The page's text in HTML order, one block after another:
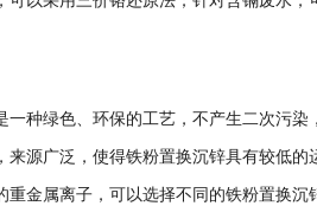
绿色、环保的工艺，不产生二次污染，
广泛，使得铁粉置换沉锌具有较低的运
属离子，可以选择不同的铁粉置换沉锌